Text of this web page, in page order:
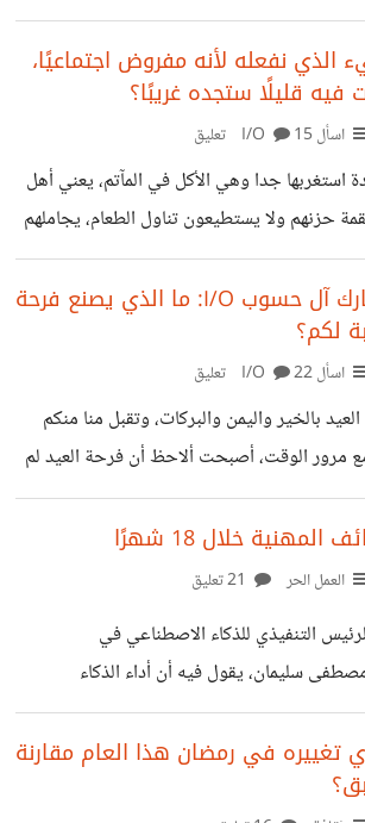
أصبح شكل البلد بعد هذا القرار وهذا ما لم
ظلام دامس تماما، الإنارة كلها تقريبا كانت
المطاعم والكافيهات، الشوارع الرئيسية بالبلد
في ضوء السيارات، وهذا صدمني جدا، لأن
حتى على الناس الخروج في هذا الظلام،
الجانبية بمختلف الأماكن، من حيث القدرة
الذي نفعله لأنه مفروض اجتماعيًا،
فيه قليلًا ستجده غريبًا؟
اسأل I/O 15 تعليق
استغربها جدا وهي الأكل في المآتم، يعني أهل
حزنهم ولا يستطيعون تناول الطعام، يجاملهم
طعام جاهز لمساعدتهم فيأكلها ضيوف العزاء من
العادة الثانية هي مواعيد عمل البنوك والتي
مواعيد عمل الموظفين بالقطاعات الحكومية
يريد اي خدمة عليه بيوم إجازة يقضيه
من المنطقي أن يكون هناك فترات مسائية في
بعض الخدمات الحكومية مثل السجل المدني.
عيد فطر مبارك آل حسوب I/O: ما الذي يصنع فرحة
لكم؟
اسأل I/O22 تعليق
بالخير واليمن والبركات، وتقبل منا منكم
مرور الوقت، أصبحت ألاحظ أن فرحة العيد لم
كبيرة كما كانت سابقًا، بل بتفاصيل صغيرة
هدوء، لقاء بسيط، أو حتى مكالمة مع شخص
لي، صرت أقدر هذه التفاصيل أكثر، وأشعر أنها
خلال 18 شهرًا
العمل الحر
التنفيذي للذكاء الاصطناعي في
سليمان، يقول فيه أن أداء الذكاء
بشكل ملحوظ وأنه سيصل لمستوى البشر في
المهام المهنية، وبالتالي معظم أصحاب
التي تتطلب الجلوس أمام الكمبيوتر سواء
تغييره في رمضان هذا العام مقارنة